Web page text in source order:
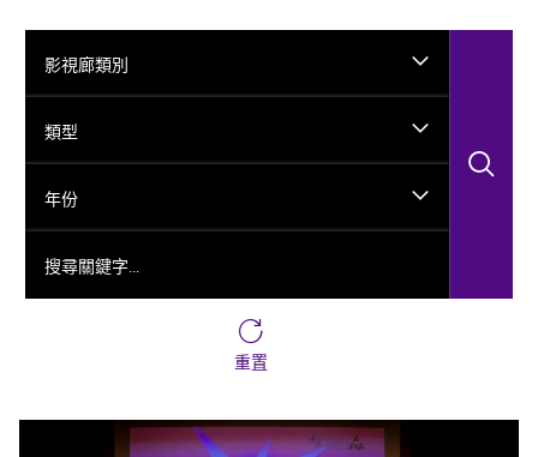
影視廊類別
類型
年份
重置